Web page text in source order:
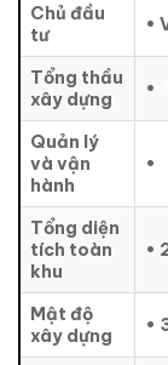
Chủ đầu
tư
•
Tổng thầu
xây dựng
•
Quản lý
và vận
hành
•
Tổng diện
tích toàn
khu
•
Mật độ
xây dựng
•